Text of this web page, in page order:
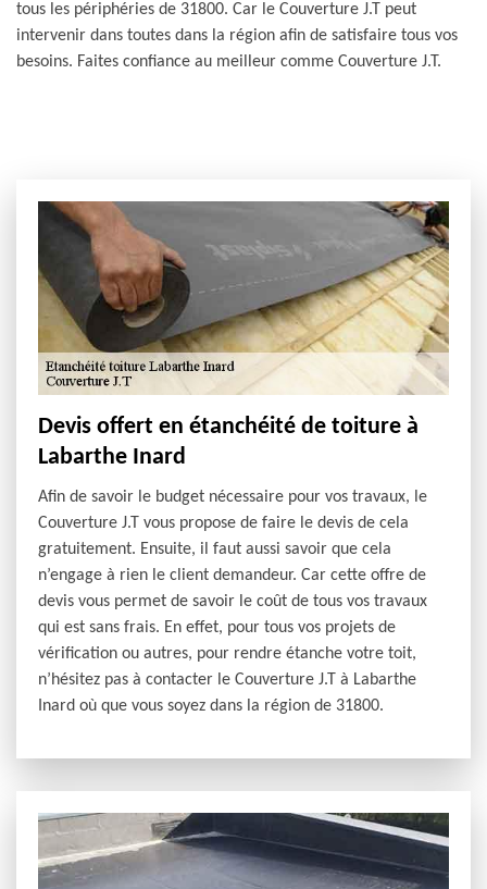
tous les périphéries de 31800. Car le Couverture J.T peut
intervenir dans toutes dans la région afin de satisfaire tous vos
besoins. Faites confiance au meilleur comme Couverture J.T.
Devis offert en étanchéité de toiture à
Labarthe Inard
Afin de savoir le budget nécessaire pour vos travaux, le
Couverture J.T vous propose de faire le devis de cela
gratuitement. Ensuite, il faut aussi savoir que cela
n’engage à rien le client demandeur. Car cette offre de
devis vous permet de savoir le coût de tous vos travaux
qui est sans frais. En effet, pour tous vos projets de
vérification ou autres, pour rendre étanche votre toit,
n’hésitez pas à contacter le Couverture J.T à Labarthe
Inard où que vous soyez dans la région de 31800.